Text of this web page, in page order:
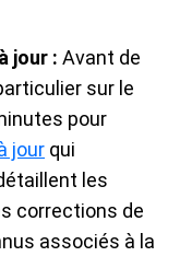
jour : Avant de
sur le
pour
jour qui
les
corrections de
associés à la